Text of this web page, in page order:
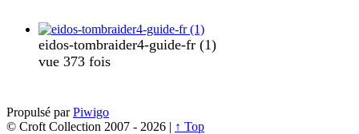
eidos-tombraider4-guide-fr (1)
vue 373 fois
Propulsé parPiwigo
© Croft Collection 2007 - 2026 | ↑ Top